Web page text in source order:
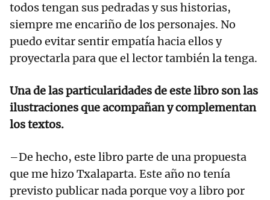
todos tengan sus pedradas y sus historias,
siempre me encariño de los personajes. No
puedo evitar sentir empatía hacia ellos y
proyectarla para que el lector también la tenga.
Una de las particularidades de este libro son las
ilustraciones que acompañan y complementan
los textos.
–De hecho, este libro parte de una propuesta
que me hizo Txalaparta. Este año no tenía
previsto publicar nada porque voy a libro por